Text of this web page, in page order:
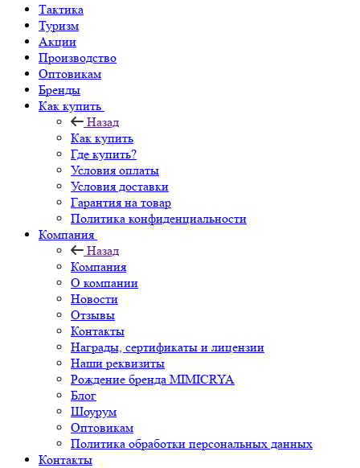
Тактика
Туризм
Акции
Производство
Оптовикам
Бренды
Как купить
Назад
Как купить
Где купить?
Условия оплаты
Условия доставки
Гарантия на товар
Политика конфиденциальности
Компания
Назад
Компания
О компании
Новости
Отзывы
Контакты
Награды, сертификаты и лицензии
Наши реквизиты
Рождение бренда MIMICRYA
Блог
Шоурум
Оптовикам
Политика обработки персональных данных
Контакты